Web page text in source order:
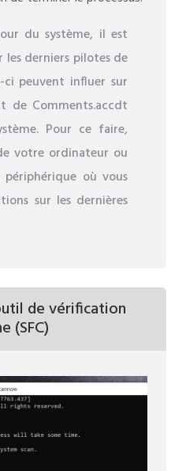
du système, il est
derniers pilotes de
peuvent influer sur
de Comments.accdt
Pour ce faire,
votre ordinateur ou
où vous
sur les dernières
de vérification
(SFC)